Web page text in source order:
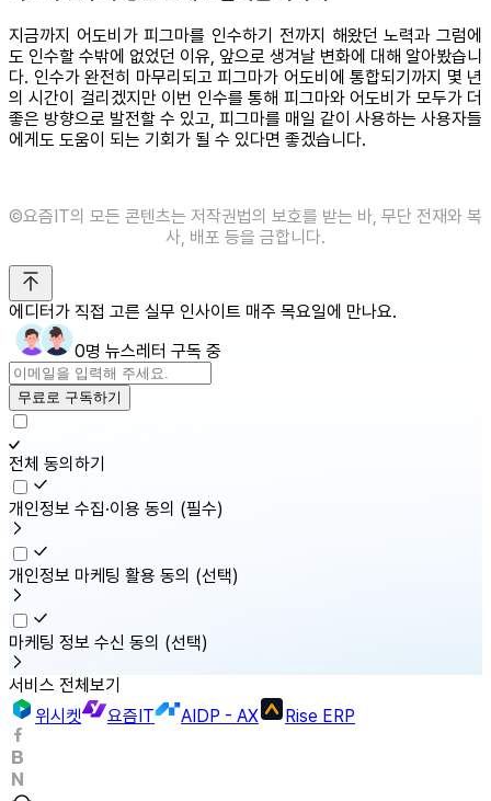
지금까지 어도비가 피그마를 인수하기 전까지 해왔던 노력과 그럼에
도 인수할 수밖에 없었던 이유, 앞으로 생겨날 변화에 대해 알아봤습니
다. 인수가 완전히 마무리되고 피그마가 어도비에 통합되기까지 몇 년
의 시간이 걸리겠지만 이번 인수를 통해 피그마와 어도비가 모두가 더
좋은 방향으로 발전할 수 있고, 피그마를 매일 같이 사용하는 사용자들
에게도 도움이 되는 기회가 될 수 있다면 좋겠습니다.
©️요즘IT의 모든 콘텐츠는 저작권법의 보호를 받는 바, 무단 전재와 복
사, 배포 등을 금합니다.
에디터가 직접 고른 실무 인사이트 매주 목요일에 만나요.
0명 뉴스레터 구독 중
무료로 구독하기
전체 동의하기
개인정보 수집·이용 동의 (필수)
개인정보 마케팅 활용 동의 (선택)
마케팅 정보 수신 동의 (선택)
서비스 전체보기
위시켓
요즘IT AIDP - AX Rise ERP